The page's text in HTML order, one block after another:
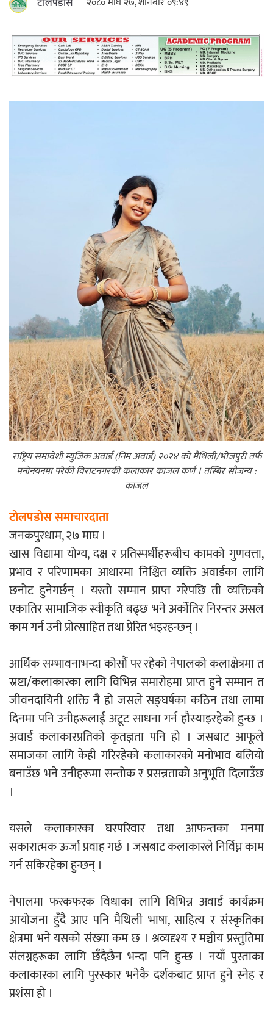
महत्त्वपूर्ण हुन्छ : मेयर मण्डल
रौतहटमा चट्याङ लाग्दा एककोे मृत्यु
श्रीमती बलात्कार मुद्दामा श्रीमान्लाई छ महिना
कैद, एक लाख रुपैयाँ क्षतिपूर्ति
एम्बुलेन्सको उपहार भारत र नेपालबीचको निकै
बलियो र जीवन्त विकास साझेदारीको एक
हिस्सा : नियोग उपप्रमुख श्रीवास्तव
प्रेस काउन्सिल सदस्य नियुक्तिमा विभेद भयो :
जनमत पत्रकार संघ
परियोजना सकिनै लाग्दा खुल्यो वन उद्यमीले
नदी अधिकारका ती कानुनी पाटा, जसले
बनाउँछ नदीलाई संरक्षण हकदार
प्रतिस्पर्धाबिनाको नियुक्ति बदरबारे अन्तरिम
आदेश निक्र्योल गर्न असार ६ मा पेसी
निर्धारित ठाउँमा राजर्षिजनक विश्वविद्यालय
राष्ट्रिय समावेशी म्युजिक अवार्ड (निम अवार्ड) २०२४ को मैथिली/भोजपुरी तर्फ
मनोनयनमा परेकी विराटनगरकी कलाकार काजल कर्ण । तस्बिर सौजन्य :
काजल
टोलपडोस समाचारदाता
जनकपुरधाम, २७ माघ ।
खास विद्यामा योग्य, दक्ष र प्रतिस्पर्धीहरूबीच कामको गुणवत्ता,
प्रभाव र परिणामका आधारमा निश्चित व्यक्ति अवार्डका लागि
छनोट हुनेगर्छन् । यस्तो सम्मान प्राप्त गरेपछि ती व्यक्तिको
एकातिर सामाजिक स्वीकृति बढ्छ भने अर्कोतिर निरन्तर असल
काम गर्न उनी प्रोत्साहित तथा प्रेरित भइरहन्छन् ।
आर्थिक सम्भावनाभन्दा कोसौं पर रहेको नेपालको कलाक्षेत्रमा त
स्रष्टा/कलाकारका लागि विभिन्न समारोहमा प्राप्त हुने सम्मान त
जीवनदायिनी शक्ति नै हो जसले सङ्घर्षका कठिन तथा लामा
दिनमा पनि उनीहरूलाई अटूट साधना गर्न हौस्याइरहेको हुन्छ ।
अवार्ड कलाकारप्रतिको कृतज्ञता पनि हो । जसबाट आफूले
समाजका लागि केही गरिरहेको कलाकारको मनोभाव बलियो
बनाउँछ भने उनीहरूमा सन्तोक र प्रसन्नताको अनुभूति दिलाउँछ
।
यसले कलाकारका घरपरिवार तथा आफन्तका मनमा
सकारात्मक ऊर्जा प्रवाह गर्छ । जसबाट कलाकारले निर्विघ्न काम
गर्न सकिरहेका हुन्छन् ।
नेपालमा फरकफरक विधाका लागि विभिन्न अवार्ड कार्यक्रम
आयोजना हुँदै आए पनि मैथिली भाषा, साहित्य र संस्कृतिका
क्षेत्रमा भने यसको संख्या कम छ । श्रव्यदृश्य र मञ्चीय प्रस्तुतिमा
संलग्नहरूका लागि छँदैछैन भन्दा पनि हुन्छ । नयाँ पुस्ताका
कलाकारका लागि पुरस्कार भनेकै दर्शकबाट प्राप्त हुने स्नेह र
प्रशंसा हो ।